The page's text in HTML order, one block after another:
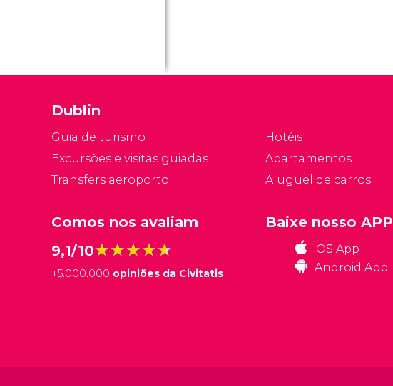
Dublin
Guia de turismo
Excursões e visitas guiadas
Transfers aeroporto
Hotéis
Apartamentos
Aluguel de carros
Comos nos avaliam
9,1/10★★★★★
★★★★★
+5.000.000 opiniões da Civitatis
Baixe nosso APP
iOS App
Android App